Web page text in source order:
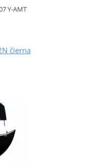
Y-AMT
čierna